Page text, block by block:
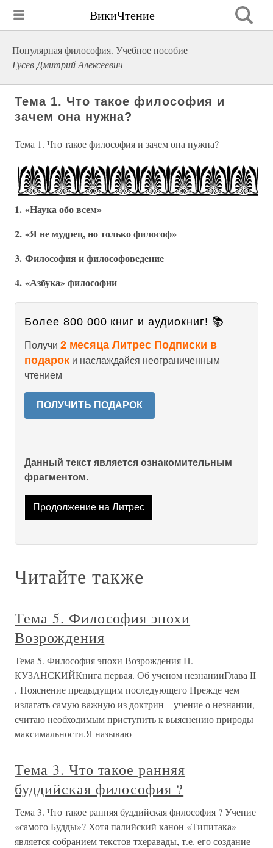
ВикиЧтение
Популярная философия. Учебное пособие
Гусев Дмитрий Алексеевич
Тема 1. Что такое философия и
зачем она нужна?
Тема 1. Что такое философия и зачем она нужна?
1. «Наука обо всем»
2. «Я не мудрец, но только философ»
3. Философия и философоведение
4. «Азбука» философии
Более 800 000 книг и аудиокниг! 📚
Получи 2 месяца Литрес Подписки в
подарок и наслаждайся неограниченным
чтением
ПОЛУЧИТЬ ПОДАРОК
Данный текст является ознакомительным
фрагментом.
Продолжение на Литрес
Читайте также
Тема 5. Философия эпохи
Возрождения
Тема 5. Философия эпохи Возрождения Н.
КУЗАНСКИЙКнига первая. Об ученом незнанииГлава II
. Пояснение предыдущим последующего Прежде чем
излагать самую важную из доктрин – учение о незнании,
считаю необходимым приступить к выяснению природы
максимальности.Я называю
Тема 3. Что такое ранняя
буддийская философия ?
Тема 3. Что такое ранняя буддийская философия ? Учение
«самого Будды»? Хотя палийский канон «Типитака»
является собранием текстов тхеравады, т.е. его создание